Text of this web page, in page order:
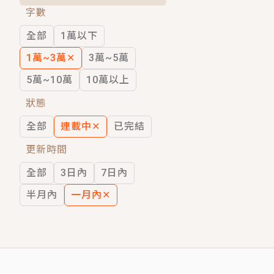
穿越｜《穿越遠古後成了野人娘子》你
字數
全部
1萬以下
1萬~3萬 ✕
3萬~5萬
5萬~10萬
10萬以上
狀態
全部
連載中 ✕
已完結
更新時間
全部
3日內
7日內
半月內
一月內 ✕